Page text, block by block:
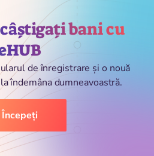
bani cu
de înregistrare și o nouă
îndemâna dumneavoastră.
Începeți